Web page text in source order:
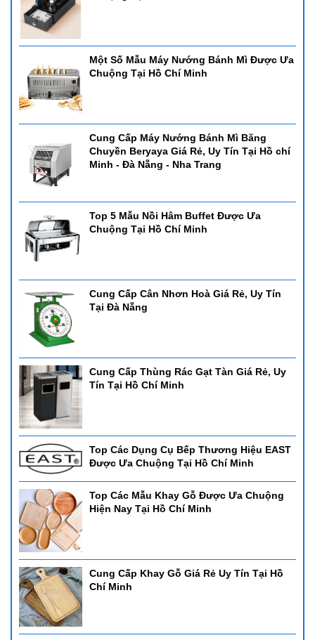
Một Số Mẫu Máy Nướng Bánh Mì Được Ưa
Chuộng Tại Hồ Chí Minh
Cung Cấp Máy Nướng Bánh Mì Băng
Chuyền Beryaya Giá Rẻ, Uy Tín Tại Hồ chí
Minh - Đà Nẵng - Nha Trang
Top 5 Mẫu Nồi Hâm Buffet Được Ưa
Chuộng Tại Hồ Chí Minh
Cung Cấp Cân Nhơn Hoà Giá Rẻ, Uy Tín
Tại Đà Nẵng
Cung Cấp Thùng Rác Gạt Tàn Giá Rẻ, Uy
Tín Tại Hồ Chí Minh
Top Các Dụng Cụ Bếp Thương Hiệu EAST
Được Ưa Chuộng Tại Hồ Chí Minh
Top Các Mẫu Khay Gỗ Được Ưa Chuộng
Hiện Nay Tại Hồ Chí Minh
Cung Cấp Khay Gỗ Giá Rẻ Uy Tín Tại Hồ
Chí Minh